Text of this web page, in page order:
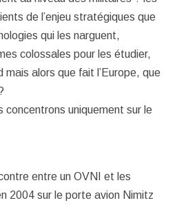
de l’enjeu stratégiques que
qui les narguent,
colossales pour les étudier,
mais alors que fait l’Europe, que
concentrons uniquement sur le
entre un OVNI et les
2004 sur le porte avion Nimitz